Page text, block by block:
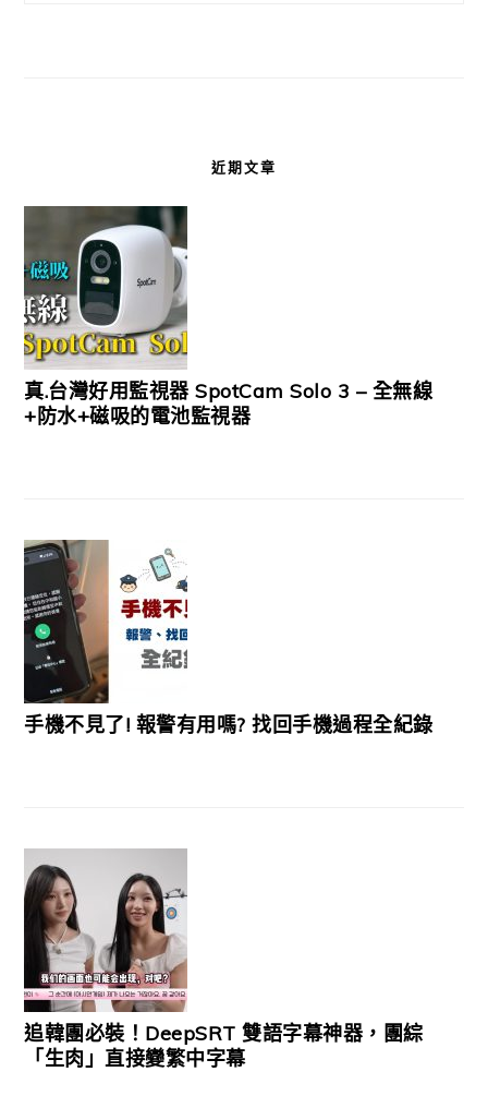
近期文章
真.台灣好用監視器 SpotCam Solo 3 – 全無線
+防水+磁吸的電池監視器
手機不見了! 報警有用嗎? 找回手機過程全紀錄
追韓團必裝！DeepSRT 雙語字幕神器，團綜
「生肉」直接變繁中字幕